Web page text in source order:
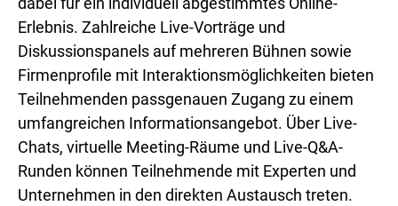
Erlebnis. Zahlreiche Live-Vorträge und
Diskussionspanels auf mehreren Bühnen sowie
Firmenprofile mit Interaktionsmöglichkeiten bieten
Teilnehmenden passgenauen Zugang zu einem
umfangreichen Informationsangebot. Über Live-
Chats, virtuelle Meeting-Räume und Live-Q&A-
Runden können Teilnehmende mit Experten und
Unternehmen in den direkten Austausch treten.